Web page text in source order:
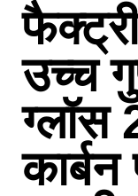
उच्च
ग्लॉस